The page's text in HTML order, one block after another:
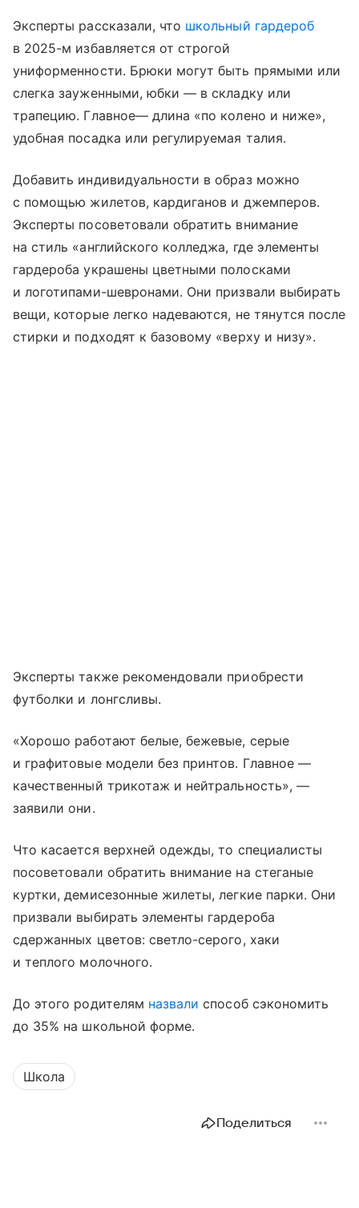
Эксперты рассказали, что школьный гардероб
в 2025-м избавляется от строгой
униформенности. Брюки могут быть прямыми или
слегка зауженными, юбки — в складку или
трапецию. Главное— длина «по колено и ниже»,
удобная посадка или регулируемая талия.
Добавить индивидуальности в образ можно
с помощью жилетов, кардиганов и джемперов.
Эксперты посоветовали обратить внимание
на стиль «английского колледжа, где элементы
гардероба украшены цветными полосками
и логотипами-шевронами. Они призвали выбирать
вещи, которые легко надеваются, не тянутся после
стирки и подходят к базовому «верху и низу».
Эксперты также рекомендовали приобрести
футболки и лонгсливы.
«Хорошо работают белые, бежевые, серые
и графитовые модели без принтов. Главное —
качественный трикотаж и нейтральность», —
заявили они.
Что касается верхней одежды, то специалисты
посоветовали обратить внимание на стеганые
куртки, демисезонные жилеты, легкие парки. Они
призвали выбирать элементы гардероба
сдержанных цветов: светло-серого, хаки
и теплого молочного.
До этого родителям назвали способ сэкономить
до 35% на школьной форме.
Школа
Поделиться